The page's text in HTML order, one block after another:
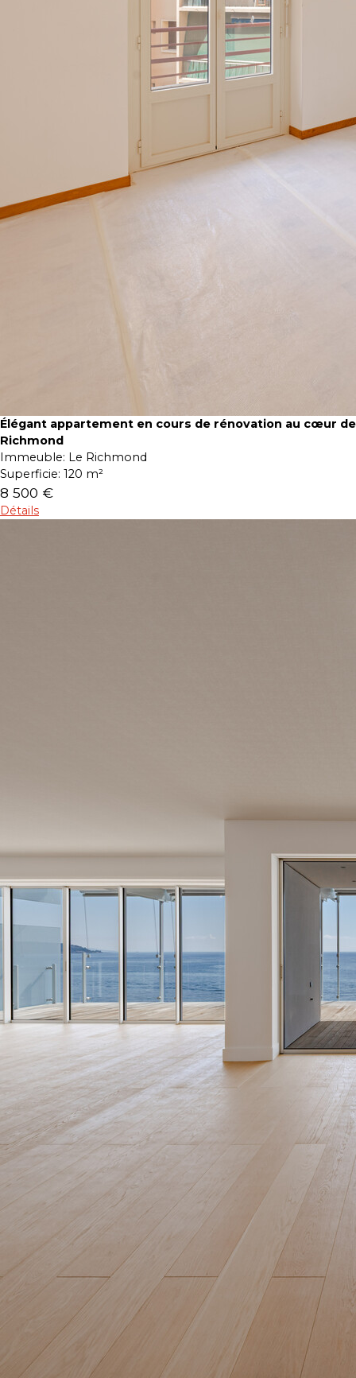
Élégant appartement en cours de rénovation au cœur de
Richmond
Immeuble: Le Richmond
Superficie: 120 m²
8 500 €
Détails